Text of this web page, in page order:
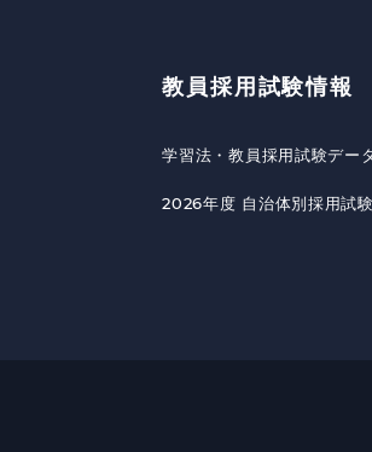
教員採用試験情報
学習法・教員採用試験デー
2026年度 自治体別採用試